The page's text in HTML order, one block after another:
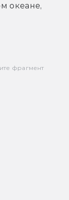
океане,
фрагмент